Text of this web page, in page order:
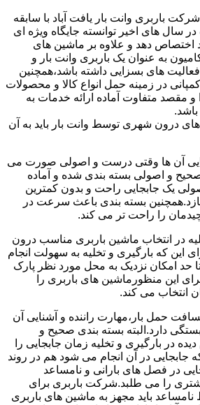
باربری وانت بار یافت آباد با سابقه
سال های اخیر توانسته جایگاه ویژه ای
اختصاص دهد و علاوه بر ماشین های
به عنوان یک باربری وانت بار و
های بسزایی داشته باشد،همچنین
در زمینه حمل انواع کالا و محصولات
مقصد متفاوت آماده ارائه خدمات به
درون شهری توسط وانت بار باید به آن
آن ها وقتی درست و اصولی صورت می
و اصولی بسته بندی شده و آماده
یک جابجایی راحت و بدون کمترین
بسته بندی باعث سرعت در
را راحت تر می کند.
در انتخاب ماشین باربری مناسب درون
این که بارگیری و تخلیه به سهولت انجام
حد امکان نزدیک به محل مورد نظر پارک
این منظورماشین های باربری را
انتخاب می کند.
حمل بار،مهارت راننده و آشنایی آن
دارد.البته بسته بندی صحیح و
در بارگیری و تخلیه زمان جابجایی را
جابجایی در آن انجام می شود هم در روند
در فصل های بارانی و نامساعد
را می طلبد.شرکت باربری برای
باید مجهز به ماشین های باربری